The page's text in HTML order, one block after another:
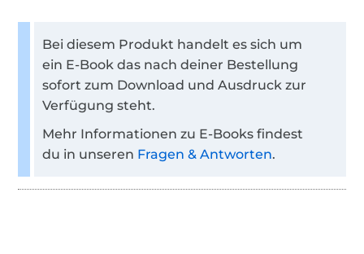
Bei diesem Produkt handelt es sich um
ein E-Book das nach deiner Bestellung
sofort zum Download und Ausdruck zur
Verfügung steht.
Mehr Informationen zu E-Books findest
du in unseren Fragen & Antworten.